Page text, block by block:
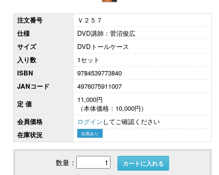
注文番号
Ｖ２５７
仕様
DVD講師：菅沼俊広
サイズ
DVDトールケース
入り数
1セット
ISBN
9784539773840
JANコード
4976075911007
定 価
11,000円
（本体価格：10,000円）
会員価格
ログインしてご確認ください
在庫状況
在庫あり
数量： カートに入れる